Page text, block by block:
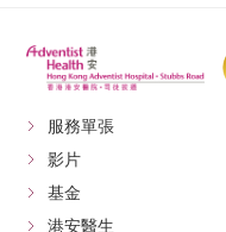
服務單張
影片
基金
港安醫生